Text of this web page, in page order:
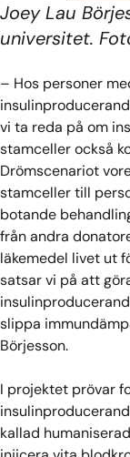
Joey Lau
universitet.
– Hos personer
vi ta reda på om
stamceller också
Drömscenariot
stamceller till
botande
från andra
läkemedel livet ut
satsar vi på att
slippa
Börjesson.
I projektet prövar
kallad